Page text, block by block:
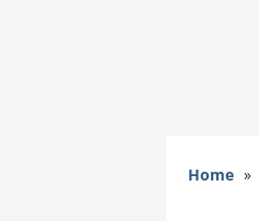
Home »